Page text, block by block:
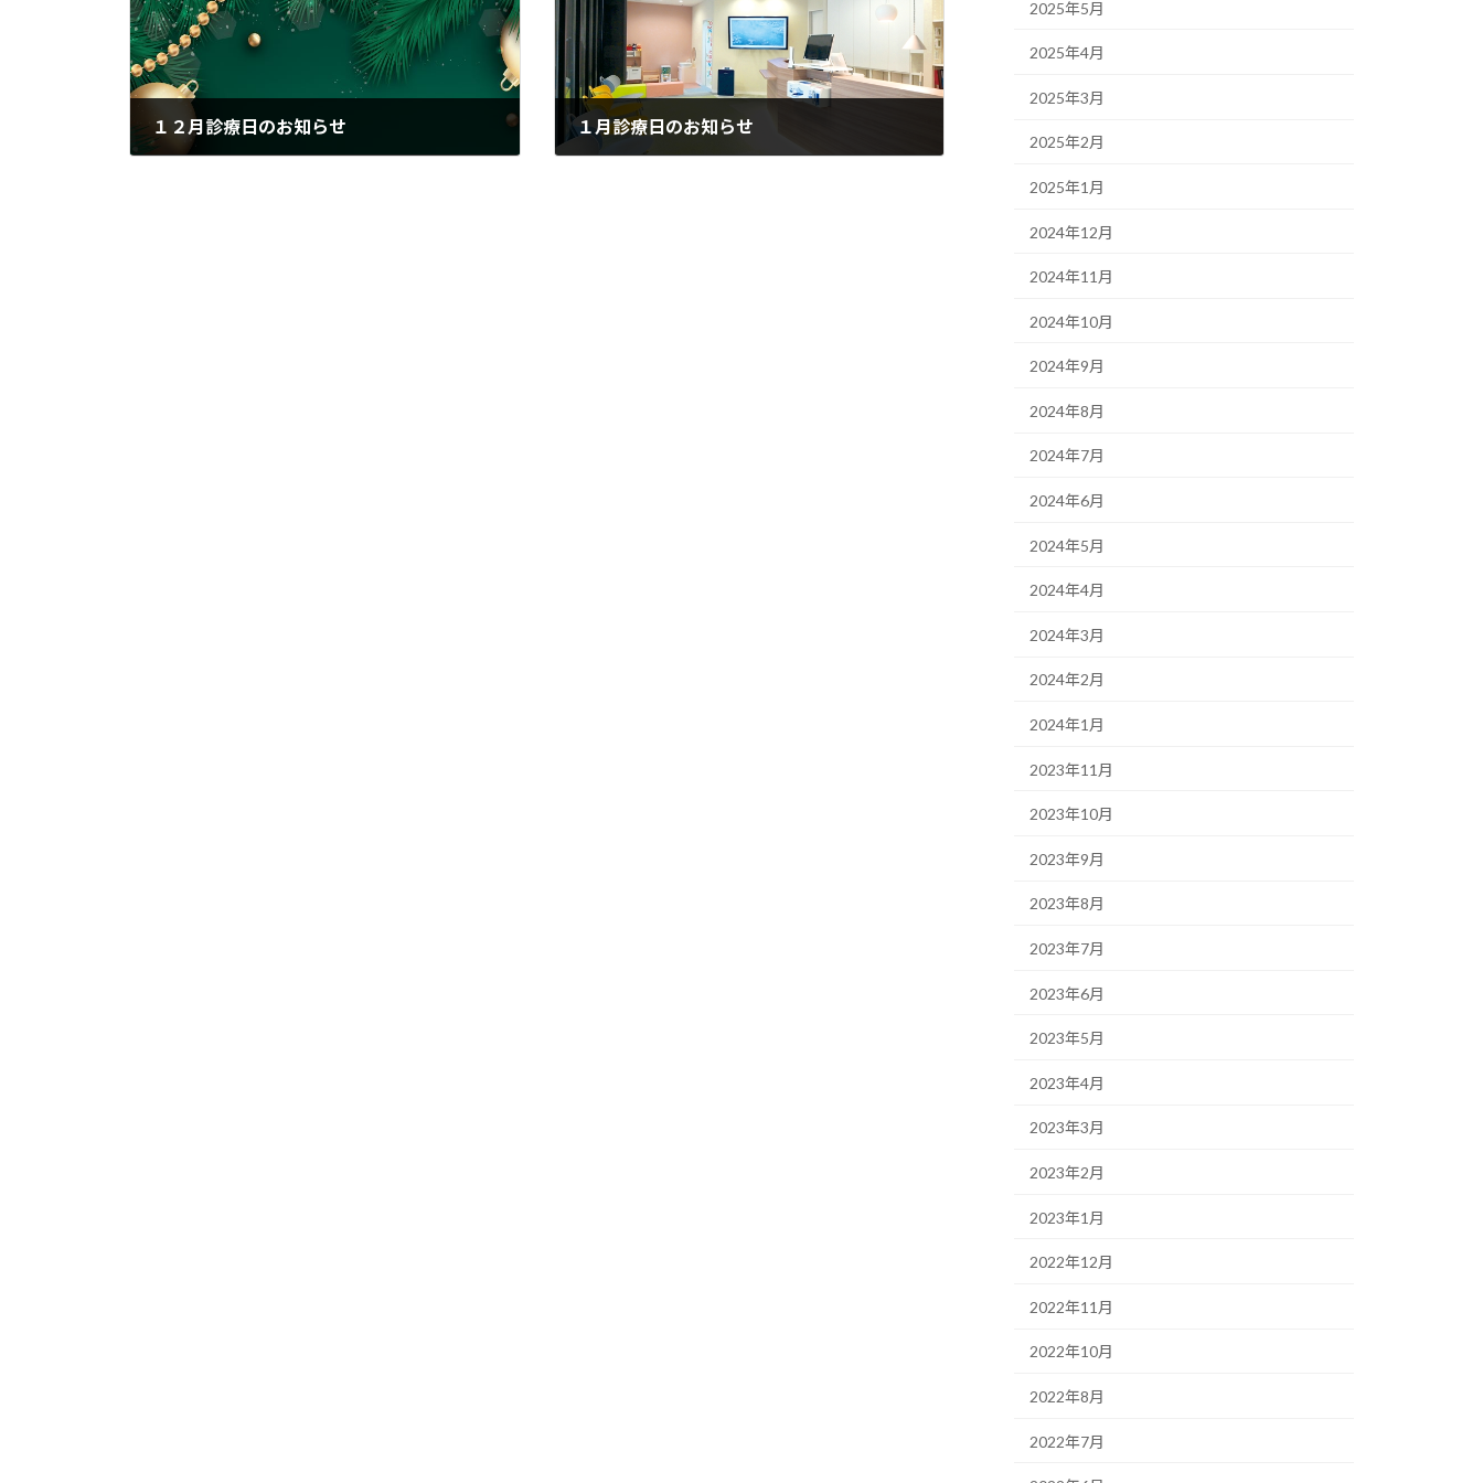
１２月診療日のお知らせ １月診療日のお知らせ
2025年5月
2025年4月
2025年3月
2025年2月
2025年1月
2024年12月
2024年11月
2024年10月
2024年9月
2024年8月
2024年7月
2024年6月
2024年5月
2024年4月
2024年3月
2024年2月
2024年1月
2023年11月
2023年10月
2023年9月
2023年8月
2023年7月
2023年6月
2023年5月
2023年4月
2023年3月
2023年2月
2023年1月
2022年12月
2022年11月
2022年10月
2022年8月
2022年7月